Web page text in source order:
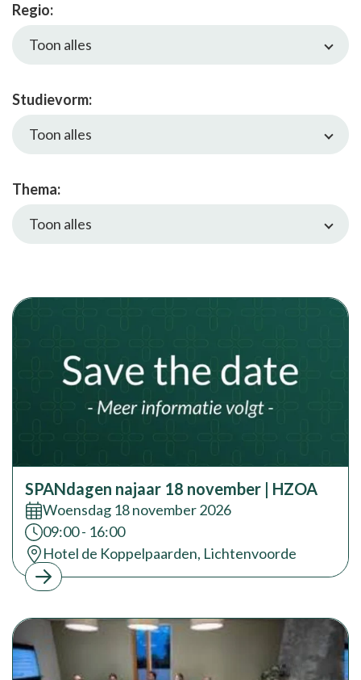
Regio:
Toon alles
Studievorm:
Toon alles
Thema:
Toon alles
Cursusaanbod
Academie
SPANdagen najaar 18 november | HZOA
Datum:
Woensdag 18 november 2026
Tijd:09:00 - 16:00
Locatie:
Hotel de Koppelpaarden, Lichtenvoorde